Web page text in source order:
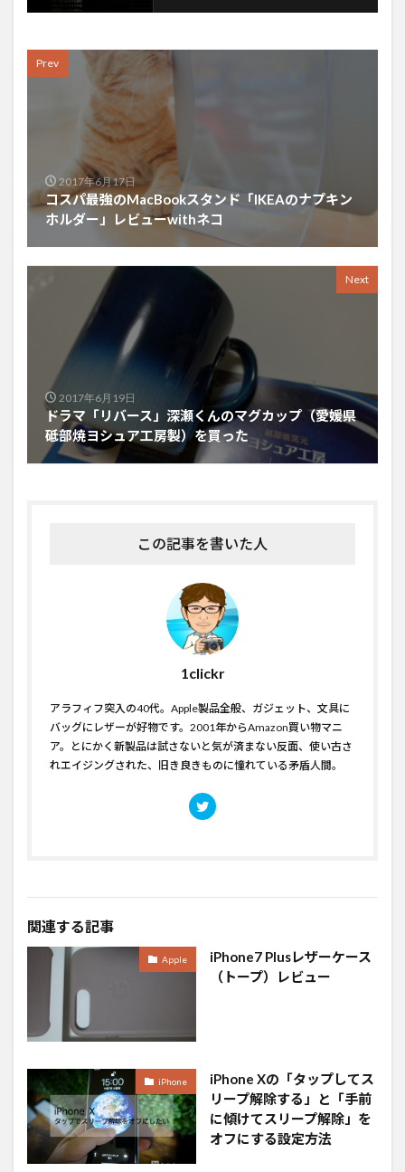
Prev
2017年6月17日
コスパ最強のMacBookスタンド「IKEAのナプキン
ホルダー」レビューwithネコ
Next
2017年6月19日
ドラマ「リバース」深瀬くんのマグカップ（愛媛県
砥部焼ヨシュア工房製）を買った
この記事を書いた人
1clickr
アラフィフ突入の40代。Apple製品全般、ガジェット、文具に
バッグにレザーが好物です。2001年からAmazon買い物マニ
ア。とにかく新製品は試さないと気が済まない反面、使い古さ
れエイジングされた、旧き良きものに憧れている矛盾人間。
関連する記事
Apple
iPhone7 Plusレザーケース
（トープ）レビュー
iPhone
iPhone Xの「タップしてス
リープ解除する」と「手前
に傾けてスリープ解除」を
オフにする設定方法